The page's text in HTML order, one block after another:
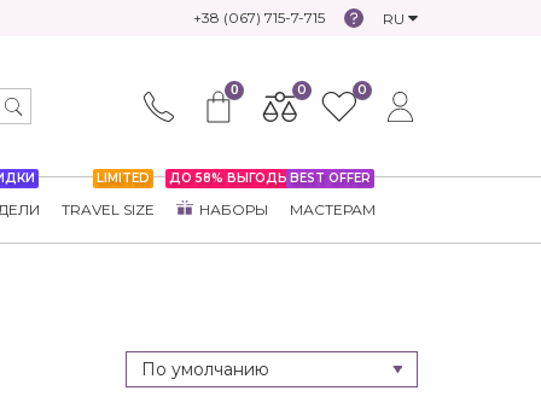
+38 (067) 715-7-715 RU
0 0 0
LIMITED
TRAVEL SIZE
ДО 58% ВЫГОДЫ
НАБОРЫ
BEST OFFER
МАСТЕРАМ